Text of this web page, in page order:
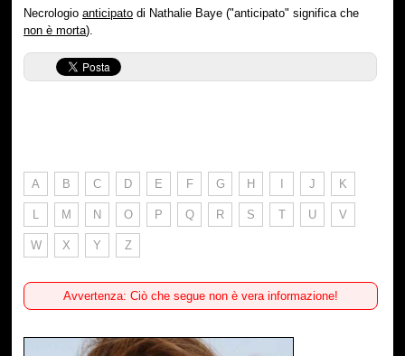
Necrologioanticipato di Nathalie Baye ("anticipato" significa che
non è morta).
A B C D E F G H I J K
L M N O P Q R S T U V
W X Y Z
Avvertenza: Ciò che segue non è vera informazione!